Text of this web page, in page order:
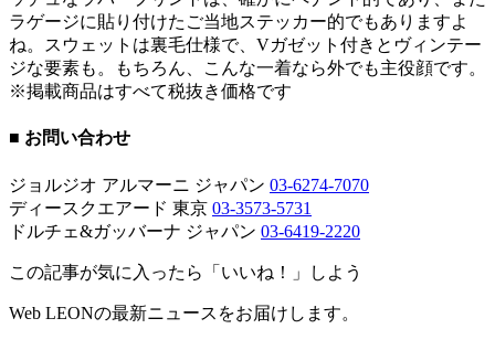
ラゲージに貼り付けたご当地ステッカー的でもありますよ
ね。スウェットは裏毛仕様で、Vガゼット付きとヴィンテー
ジな要素も。もちろん、こんな一着なら外でも主役顔です。
※掲載商品はすべて税抜き価格です
■ お問い合わせ
ジョルジオ アルマーニ ジャパン 03-6274-7070
ディースクエアード 東京 03-3573-5731
ドルチェ&ガッバーナ ジャパン 03-6419-2220
この記事が気に入ったら「いいね！」しよう
Web LEONの最新ニュースをお届けします。